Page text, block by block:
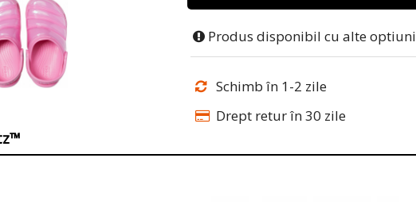
Produs disponibil cu alte optiuni
Schimb în 1-2 zile
Drept retur în 30 zile